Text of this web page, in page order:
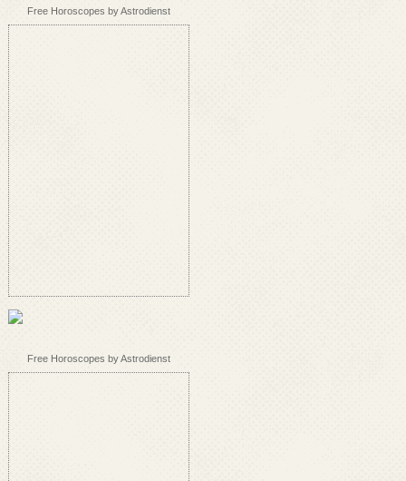
Free Horoscopes by Astrodienst
Free Horoscopes by Astrodienst